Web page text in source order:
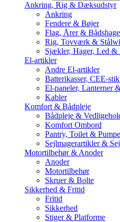
Ankring, Rig & Dæksudstyr
Ankring
Fendere & Bøjer
Flag, Årer &
Rig, Tovværk &
Sjækler, Hager, Led &
El-artikler
Andre El-artikler
Batterikasser, CEE-
El-paneler, Lanterner
Kabler
Komfort & Bådpleje
Bådpleje &
Komfort Ombord
Pantry, Toilet &
Sejlmagerartikler &
Motortilbehør & Anoder
Anoder
Motortilbehør
Skruer & Bolte
Sikkerhed & Fritid
Fritid
Sikkerhed
Stiger & Platforme